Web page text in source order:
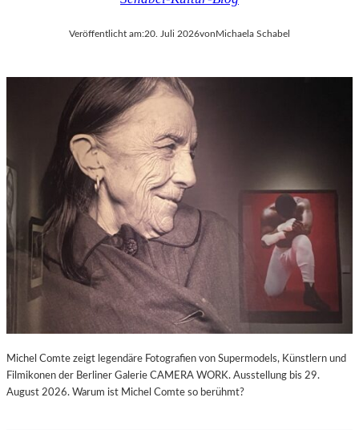
Veröffentlicht am:20. Juli 2026vonMichaela Schabel
Michel Comte zeigt legendäre Fotografien von Supermodels, Künstlern und
Filmikonen der Berliner Galerie CAMERA WORK. Ausstellung bis 29.
August 2026. Warum ist Michel Comte so berühmt?